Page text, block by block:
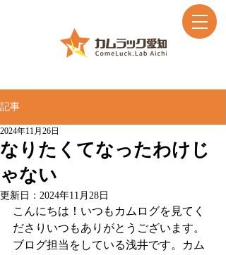
記事
なりたくてなったわけじ
ゃない
2024年11月26日
更新日： 2024年11月28日
こんにちは！いつもカムログを見てく
ださりいつもありがとうございます。
ブログ担当をしている浅井です。カム